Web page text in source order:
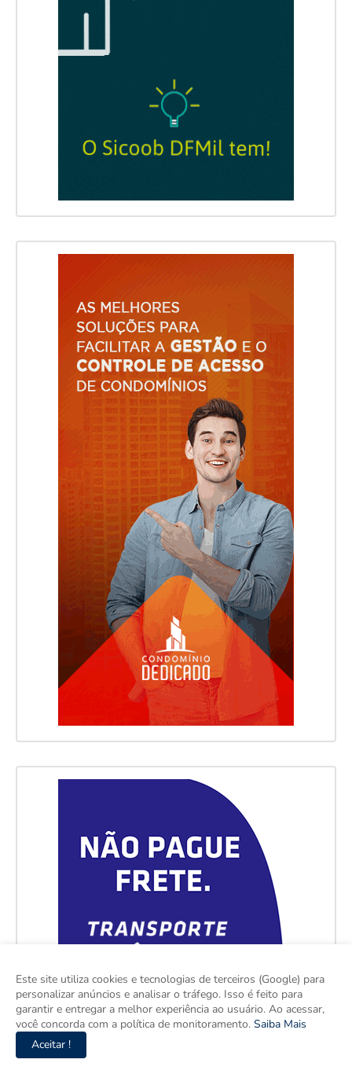
Este site utiliza cookies e tecnologias de terceiros (Google) para
personalizar anúncios e analisar o tráfego. Isso é feito para
garantir e entregar a melhor experiência ao usuário. Ao acessar,
você concorda com a política de monitoramento. Saiba Mais
Aceitar !